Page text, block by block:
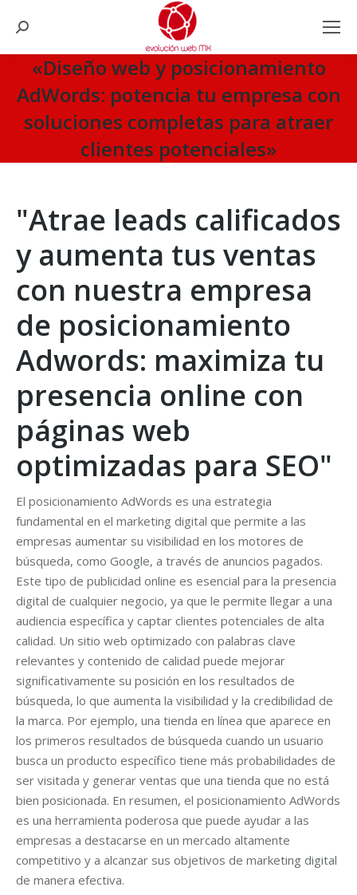
Search:
«Diseño web y posicionamiento
AdWords: potencia tu empresa con
soluciones completas para atraer
clientes potenciales»
"Atrae leads calificados
y aumenta tus ventas
con nuestra empresa
de posicionamiento
Adwords: maximiza tu
presencia online con
páginas web
optimizadas para SEO"
El posicionamiento AdWords es una estrategia
fundamental en el marketing digital que permite a las
empresas aumentar su visibilidad en los motores de
búsqueda, como Google, a través de anuncios pagados.
Este tipo de publicidad online es esencial para la presencia
digital de cualquier negocio, ya que le permite llegar a una
audiencia específica y captar clientes potenciales de alta
calidad. Un sitio web optimizado con palabras clave
relevantes y contenido de calidad puede mejorar
significativamente su posición en los resultados de
búsqueda, lo que aumenta la visibilidad y la credibilidad de
la marca. Por ejemplo, una tienda en línea que aparece en
los primeros resultados de búsqueda cuando un usuario
busca un producto específico tiene más probabilidades de
ser visitada y generar ventas que una tienda que no está
bien posicionada. En resumen, el posicionamiento AdWords
es una herramienta poderosa que puede ayudar a las
empresas a destacarse en un mercado altamente
competitivo y a alcanzar sus objetivos de marketing digital
de manera efectiva.